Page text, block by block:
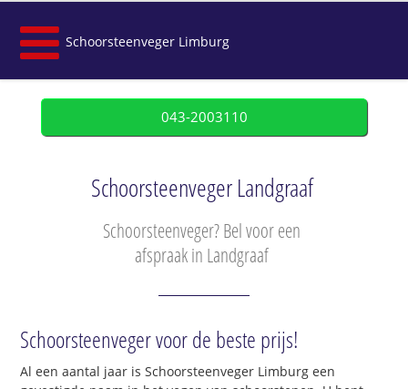
Schoorsteenveger Limburg
043-2003110
Schoorsteenveger Landgraaf
Schoorsteenveger? Bel voor een
afspraak in Landgraaf
Schoorsteenveger voor de beste prijs!
Al een aantal jaar is Schoorsteenveger Limburg een